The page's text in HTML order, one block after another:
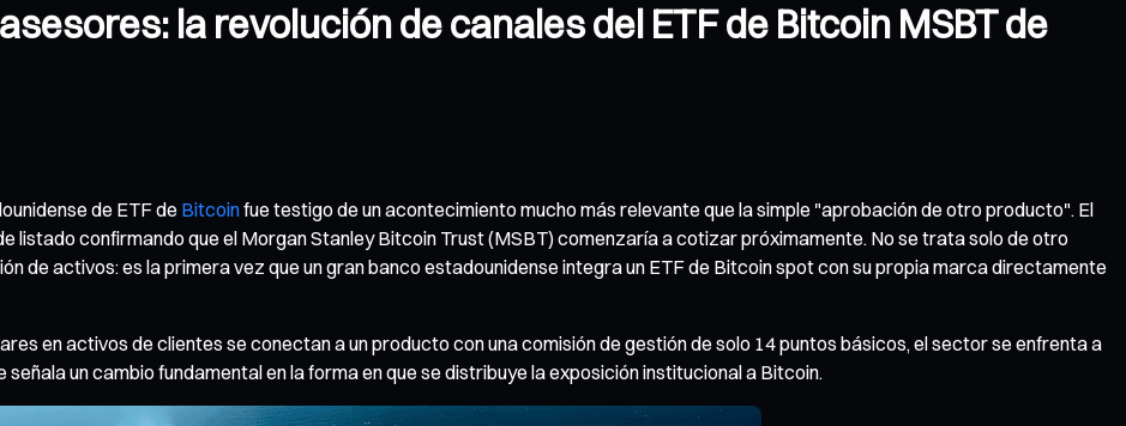
la revolución de canales del ETF de Bitcoin MSBT de
de ETF de Bitcoinfue testigo de un acontecimiento mucho más relevante que la simple "aprobación de otro producto". El
listado confirmando que el Morgan Stanley Bitcoin Trust (MSBT) comenzaría a cotizar próximamente. No se trata solo de otro
de activos: es la primera vez que un gran banco estadounidense integra un ETF de Bitcoin spot con su propia marca directamente
en activos de clientes se conectan a un producto con una comisión de gestión de solo 14 puntos básicos, el sector se enfrenta a
un cambio fundamental en la forma en que se distribuye la exposición institucional a Bitcoin.